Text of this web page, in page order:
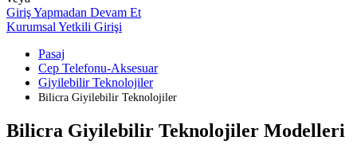
Giriş Yapmadan Devam Et
Kurumsal Yetkili Girişi
Pasaj
Cep Telefonu-Aksesuar
Giyilebilir Teknolojiler
Bilicra Giyilebilir Teknolojiler
Bilicra Giyilebilir Teknolojiler Modelleri